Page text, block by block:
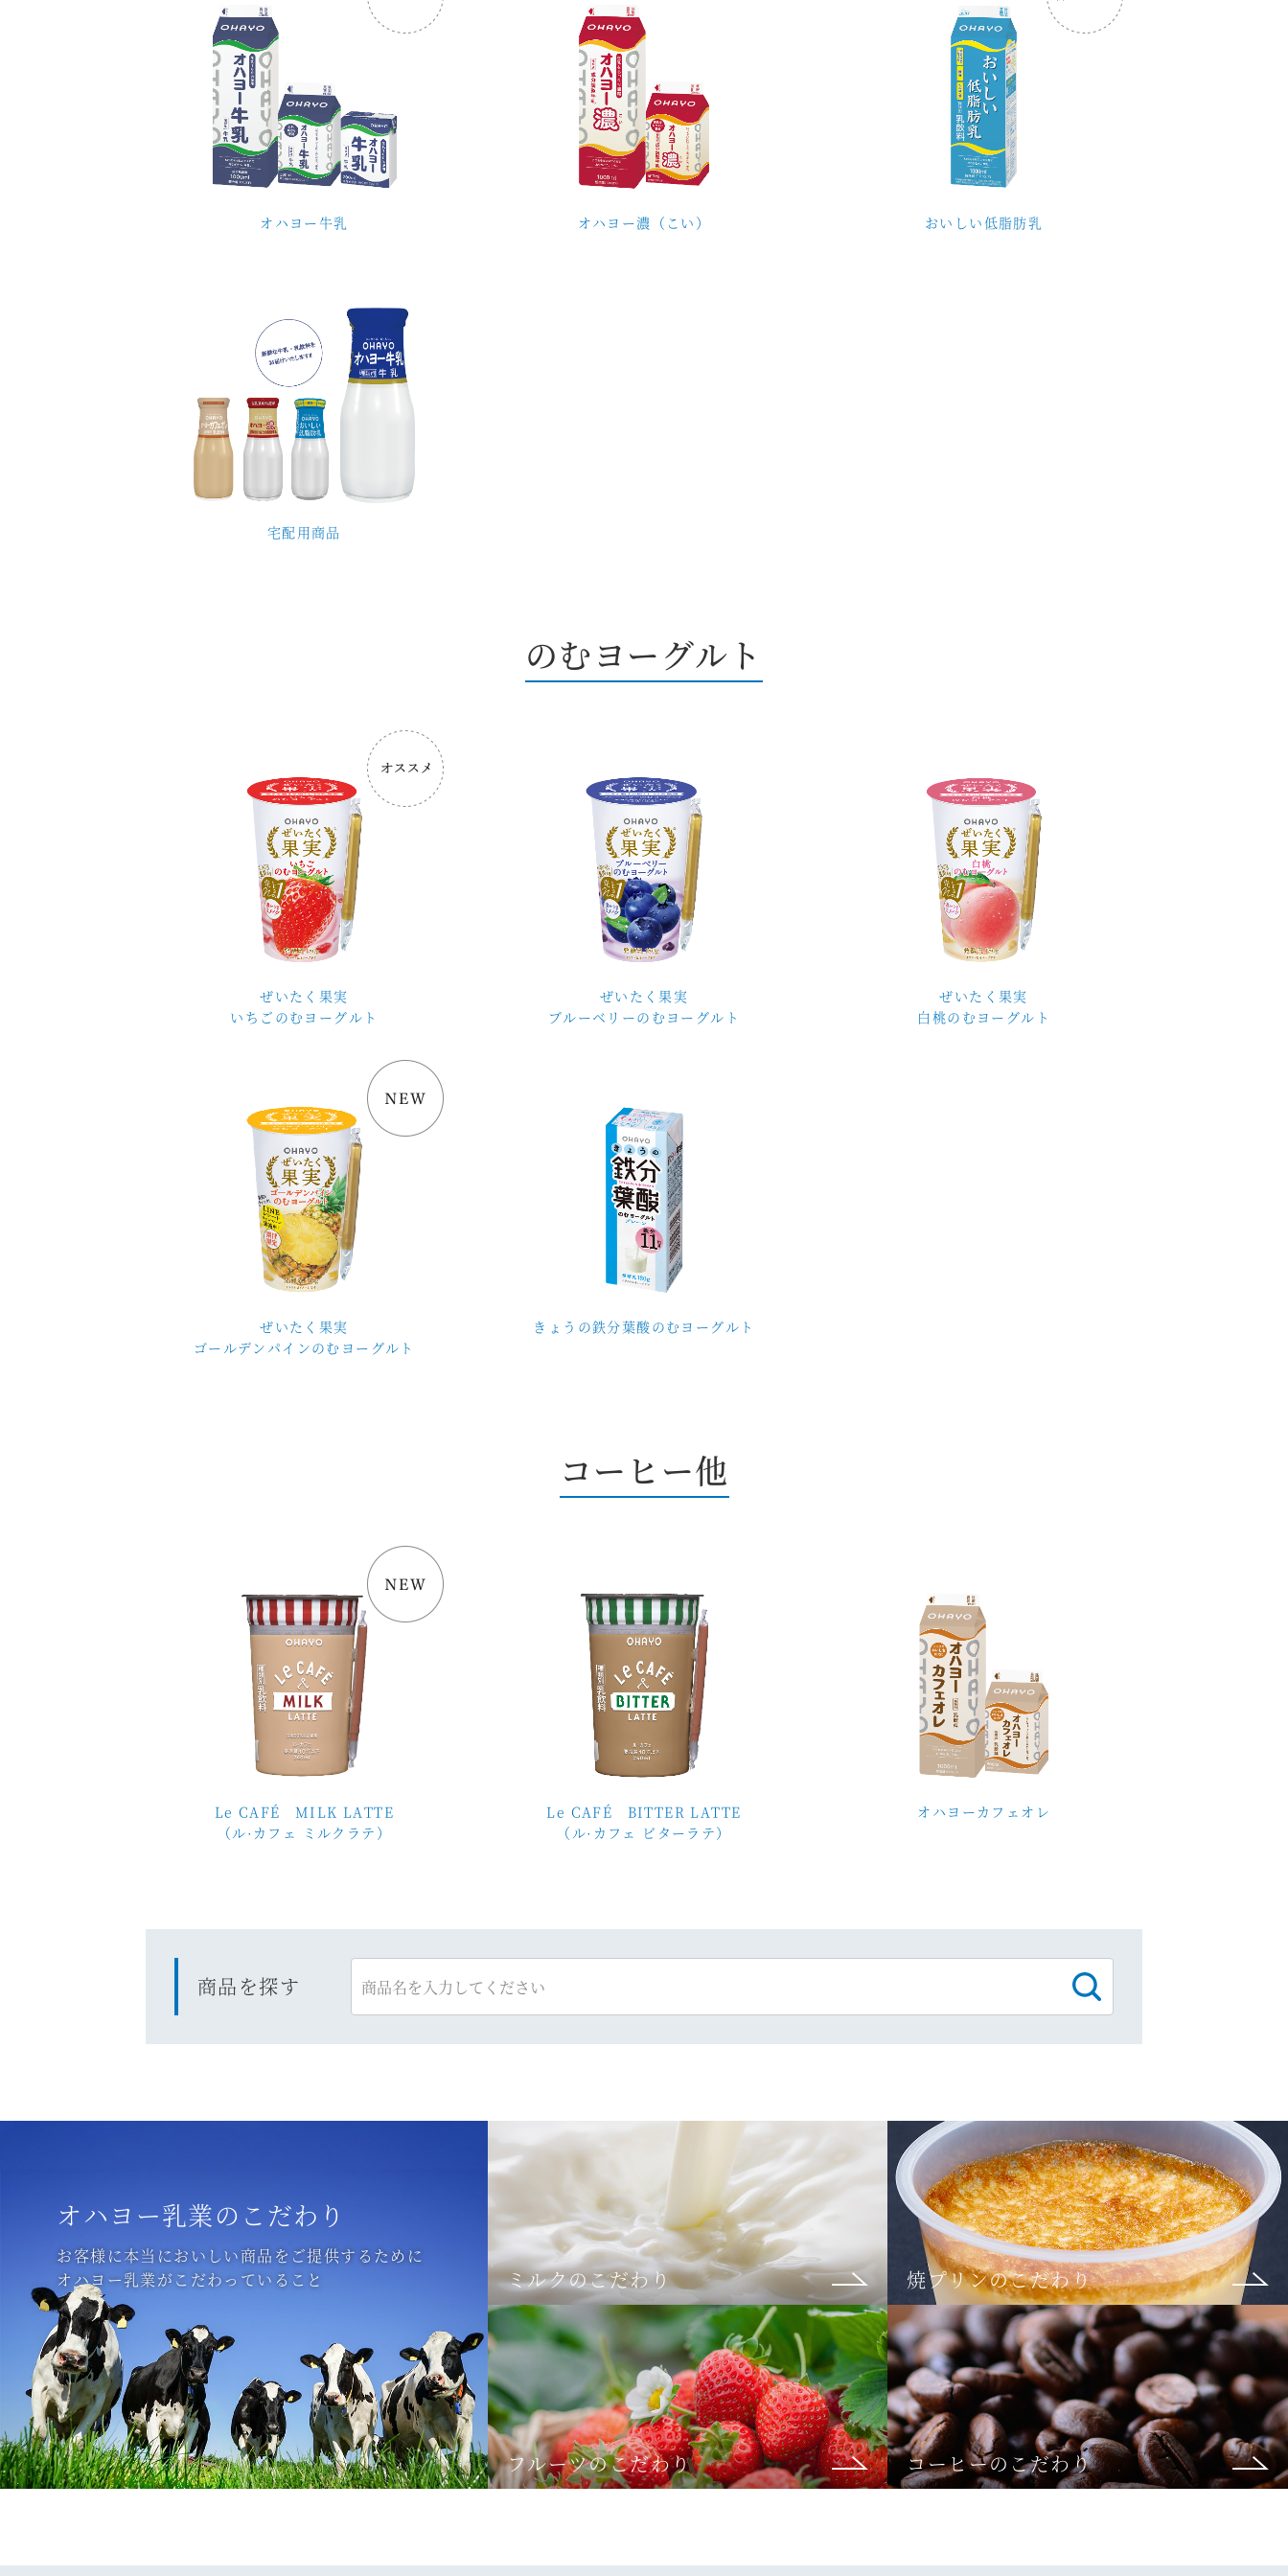
オハヨー牛乳 オハヨー濃（こい） おいしい低脂肪乳
宅配用商品
のむヨーグルト
ぜいたく果実
いちごのむヨーグルト
ぜいたく果実
ブルーベリーのむヨーグルト
ぜいたく果実
白桃のむヨーグルト
ぜいたく果実
ゴールデンパインのむヨーグルト
きょうの鉄分葉酸のむヨーグルト
コーヒー他
Le CAFÉ MILK LATTE
（ル·カフェ ミルクラテ）
Le CAFÉ BITTER LATTE
（ル·カフェ ビターラテ）
オハヨーカフェオレ
商品を探す
検
索
オハヨー乳業のこだわり
お客様に本当においしい商品をご提供するために
オハヨー乳業がこだわっていること
ミルクのこだわり 焼プリンのこだわり
フルーツのこだわり コーヒーのこだわり